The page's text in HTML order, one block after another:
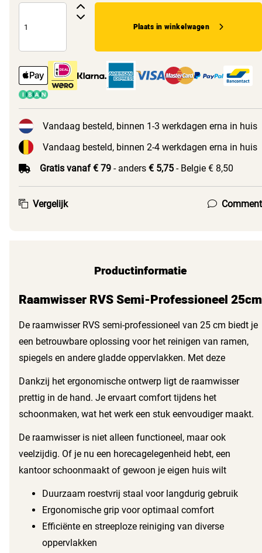
Plaats in winkelwagen
Vandaag besteld, binnen 1-3 werkdagen erna in huis
Vandaag besteld, binnen 2-4 werkdagen erna in huis
Gratis vanaf € 79 - anders € 5,75 - Belgie € 8,50
Vergelijk Comment
Productinformatie
Raamwisser RVS Semi-Professioneel 25cm
De raamwisser RVS semi-professioneel van 25 cm biedt je
een betrouwbare oplossing voor het reinigen van ramen,
spiegels en andere gladde oppervlakken. Met deze
Dankzij het ergonomische ontwerp ligt de raamwisser
prettig in de hand. Je ervaart comfort tijdens het
schoonmaken, wat het werk een stuk eenvoudiger maakt.
huishoudens.
De raamwisser is niet alleen functioneel, maar ook
veelzijdig. Of je nu een horecagelegenheid hebt, een
kantoor schoonmaakt of gewoon je eigen huis wilt
Duurzaam roestvrij staal voor langdurig gebruik
Ergonomische grip voor optimaal comfort
Efficiënte en streeploze reiniging van diverse
oppervlakken